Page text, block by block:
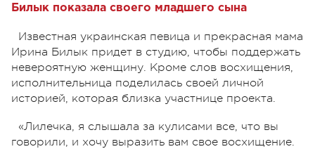
Билык показала своего младшего сына
Известная украинская певица и прекрасная мама
Ирина Билык придет в студию, чтобы поддержать
невероятную женщину. Кроме слов восхищения,
исполнительница поделилась своей личной
историей, которая близка участнице проекта.
«Лилечка, я слышала за кулисами все, что вы
говорили, и хочу выразить вам свое восхищение.